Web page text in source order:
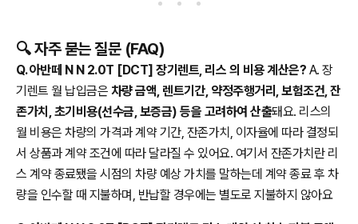
🔍 자주 묻는 질문 (FAQ)
Q. 아반떼 N N 2.0T [DCT] 장기렌트, 리스 의 비용 계산은? A. 장
기렌트 월 납입금은 차량 금액, 렌트기간, 약정주행거리, 보험조건, 잔
존가치, 초기비용(선수금, 보증금) 등을 고려하여 산출돼요. 리스의
월 비용은 차량의 가격과 계약 기간, 잔존가치, 이자율에 따라 결정되
서 상품과 계약 조건에 따라 달라질 수 있어요. 여기서 잔존가치란 리
스 계약 종료됐을 시점의 차량 예상 가치를 말하는데 계약 종료 후 차
량을 인수할 때 지불하며, 반납할 경우에는 별도로 지불하지 않아요